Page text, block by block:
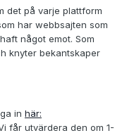
det på varje plattform
har webbsajten som
något emot. Som
knyter bekantskaper
in här:
får utvärdera den om 1-